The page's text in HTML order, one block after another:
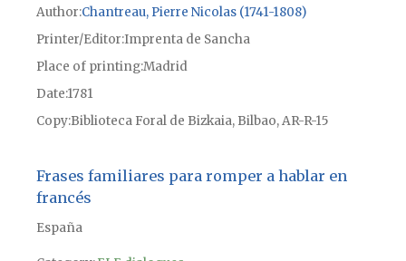
Author Chantreau, Pierre Nicolas (1741-1808)
Printer/Editor Imprenta de Sancha
Place of printingMadrid
Date1781
CopyBiblioteca Foral de Bizkaia, Bilbao, AR-R-15
Frases familiares para romper a hablar en
francés
España